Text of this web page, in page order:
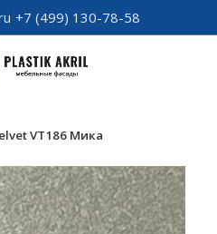
+7 (499) 130-78-58
VT186 Мика